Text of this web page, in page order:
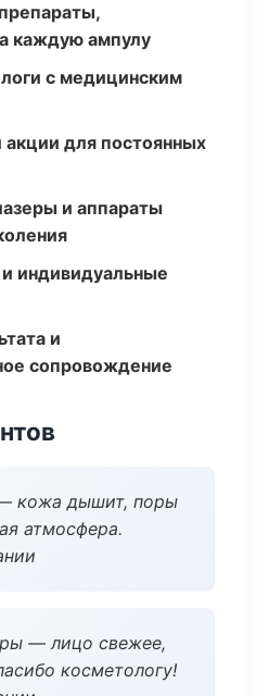
каждую ампулу
с медицинским
акции для постоянных
и аппараты
индивидуальные
и
сопровождение
кожа дышит, поры
атмосфера.
— лицо свежее,
косметологу!